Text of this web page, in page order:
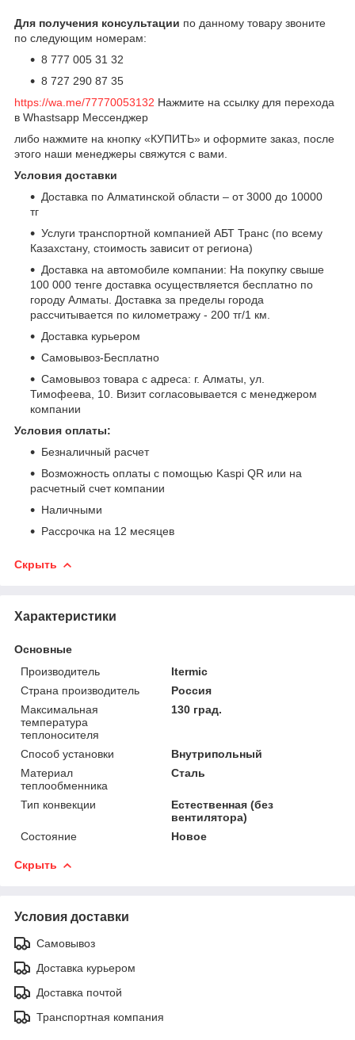
Для получения консультации по данному товару звоните
по следующим номерам:
8 777 005 31 32
8 727 290 87 35
https://wa.me/77770053132 Нажмите на ссылку для перехода
в Whastsapp Мессенджер
либо нажмите на кнопку «КУПИТЬ» и оформите заказ, после
этого наши менеджеры свяжутся с вами.
Условия доставки
Доставка по Алматинской области – от 3000 до 10000
тг
Услуги транспортной компанией АБТ Транс (по всему
Казахстану, стоимость зависит от региона)
Доставка на автомобиле компании: На покупку свыше
100 000 тенге доставка осуществляется бесплатно по
городу Алматы. Доставка за пределы города
рассчитывается по километражу - 200 тг/1 км.
Доставка курьером
Самовывоз-Бесплатно
Самовывоз товара с адреса: г. Алматы, ул.
Тимофеева, 10. Визит согласовывается с менеджером
компании
Условия оплаты:
Безналичный расчет
Возможность оплаты с помощью Kaspi QR или на
расчетный счет компании
Наличными
Рассрочка на 12 месяцев
Скрыть
Характеристики
Основные
Производитель
Itermic
Страна производитель
Россия
Максимальная
температура
теплоносителя
130 град.
Способ установки
Внутрипольный
Материал
теплообменника
Сталь
Тип конвекции
Естественная (без
вентилятора)
Состояние
Новое
Скрыть
Условия доставки
Самовывоз
Доставка курьером
Доставка почтой
Транспортная компания